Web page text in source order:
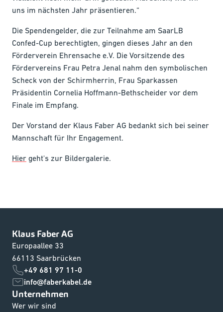
uns im nächsten Jahr präsentieren.“
Die Spendengelder, die zur Teilnahme am SaarLB
Confed-Cup berechtigten, gingen dieses Jahr an den
Förderverein Ehrensache e.V. Die Vorsitzende des
Fördervereins Frau Petra Jenal nahm den symbolischen
Scheck von der Schirmherrin, Frau Sparkassen
Präsidentin Cornelia Hoffmann-Bethscheider vor dem
Finale im Empfang.
Der Vorstand der Klaus Faber AG bedankt sich bei seiner
Mannschaft für Ihr Engagement.
Hier geht's zur Bildergalerie.
Klaus Faber AG
Europaallee 33
66113 Saarbrücken
+49 681 97 11-0
info@faberkabel.de
Unternehmen
Wer wir sind